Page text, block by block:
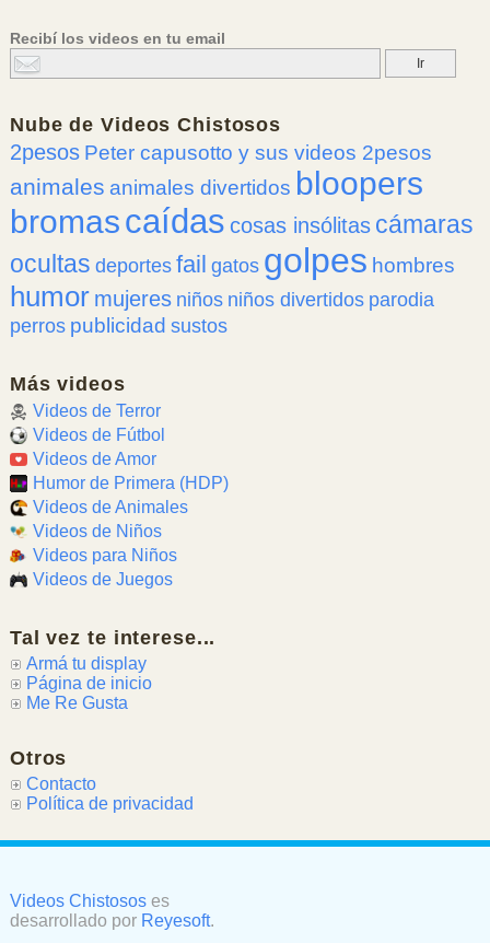
Recibí los videos en tu email
Nube deVideos Chistosos
2pesos Peter capusotto y sus videos 2pesos
animales animales divertidos bloopers
bromascaídas cosas insólitas cámaras
ocultas deportes fail gatos golpes hombres
humor mujeres niños niños divertidos parodia
perros publicidad sustos
Más videos
Videos de Terror
Videos de Fútbol
Videos de Amor
Humor de Primera (HDP)
Videos de Animales
Videos de Niños
Videos para Niños
Videos de Juegos
Tal vez te interese...
Armá tu display
Página de inicio
Me Re Gusta
Otros
Contacto
Política de privacidad
Videos Chistososes
desarrollado por Reyesoft.